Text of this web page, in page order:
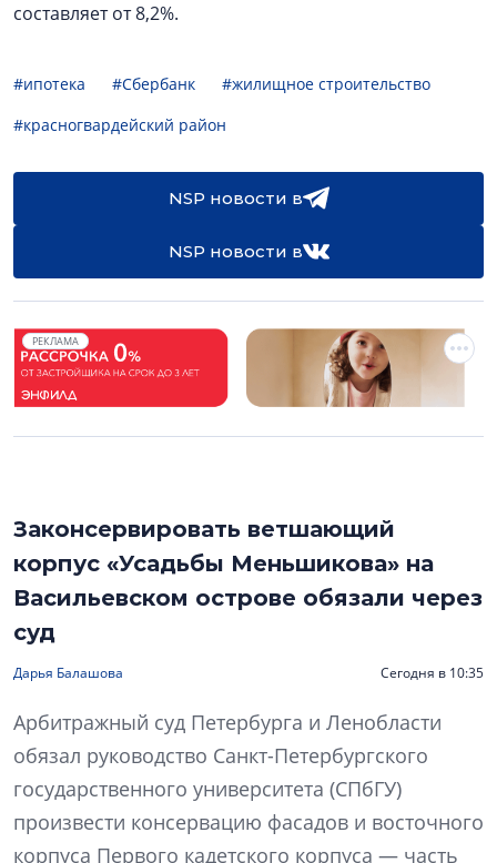
составляет от 8,2%.
#ипотека #Сбербанк
#жилищное строительство
#красногвардейский район
NSP новости в
NSP новости в
РЕКЛАМА
Законсервировать ветшающий
корпус «Усадьбы Меньшикова» на
Васильевском острове обязали через
суд
Дарья Балашова Сегодня в 10:35
Арбитражный суд Петербурга и Ленобласти
обязал руководство Санкт-Петербургского
государственного университета (СПбГУ)
произвести консервацию фасадов и восточного
корпуса Первого кадетского корпуса — часть